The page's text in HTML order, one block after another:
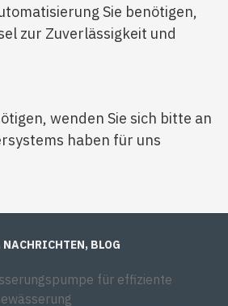
Sie benötigen,
zur Zuverlässigkeit und
wenden Sie sich bitte an
haben für uns
BLOG